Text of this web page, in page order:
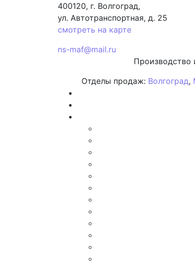
400120, г. Волгоград,
ул. Автотранспортная, д. 25
смотреть на карте
ns-maf@mail.ru
Производство
Отделы продаж: Волгоград,